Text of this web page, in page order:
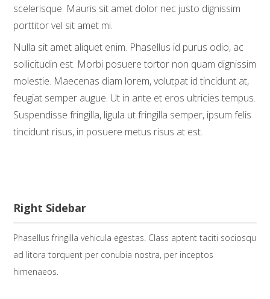
scelerisque. Mauris sit amet dolor nec justo dignissim
porttitor vel sit amet mi.
Nulla sit amet aliquet enim. Phasellus id purus odio, ac
sollicitudin est. Morbi posuere tortor non quam dignissim
molestie. Maecenas diam lorem, volutpat id tincidunt at,
feugiat semper augue. Ut in ante et eros ultricies tempus.
Suspendisse fringilla, ligula ut fringilla semper, ipsum felis
tincidunt risus, in posuere metus risus at est.
Right Sidebar
Phasellus fringilla vehicula egestas. Class aptent taciti sociosqu
ad litora torquent per conubia nostra, per inceptos
himenaeos.